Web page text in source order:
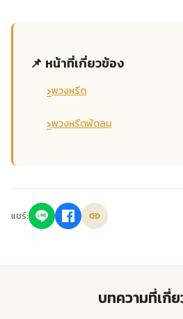
📌 หน้าที่เกี่ยวข้อง
›พวงหรีด
›พวงหรีดพัดลม
แชร์:
บทความที่เกี่